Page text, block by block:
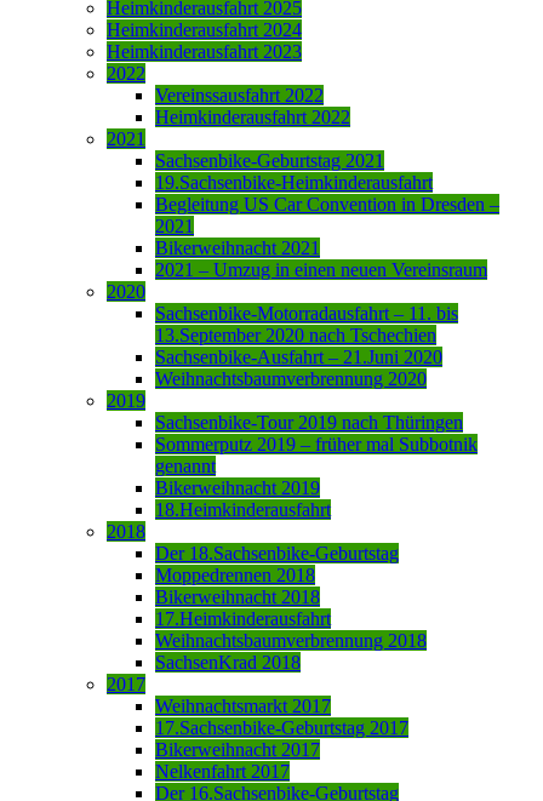
Heimkinderausfahrt 2025
Heimkinderausfahrt 2024
Heimkinderausfahrt 2023
2022
Vereinssausfahrt 2022
Heimkinderausfahrt 2022
2021
Sachsenbike-Geburtstag 2021
19.Sachsenbike-Heimkinderausfahrt
Begleitung US Car Convention in Dresden –
2021
Bikerweihnacht 2021
2021 – Umzug in einen neuen Vereinsraum
2020
Sachsenbike-Motorradausfahrt – 11. bis
13.September 2020 nach Tschechien
Sachsenbike-Ausfahrt – 21.Juni 2020
Weihnachtsbaumverbrennung 2020
2019
Sachsenbike-Tour 2019 nach Thüringen
Sommerputz 2019 – früher mal Subbotnik
genannt
Bikerweihnacht 2019
18.Heimkinderausfahrt
2018
Der 18.Sachsenbike-Geburtstag
Moppedrennen 2018
Bikerweihnacht 2018
17.Heimkinderausfahrt
Weihnachtsbaumverbrennung 2018
SachsenKrad 2018
2017
Weihnachtsmarkt 2017
17.Sachsenbike-Geburtstag 2017
Bikerweihnacht 2017
Nelkenfahrt 2017
Der 16.Sachsenbike-Geburtstag